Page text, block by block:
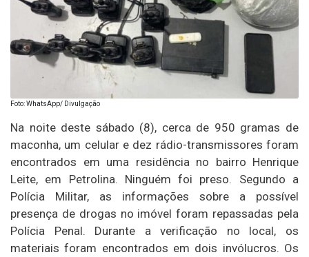
Foto: WhatsApp/ Divulgação
Na noite deste sábado (8), cerca de 950 gramas de
maconha, um celular e dez rádio-transmissores foram
encontrados em uma residência no bairro Henrique
Leite, em Petrolina. Ninguém foi preso. Segundo a
Polícia Militar, as informações sobre a possível
presença de drogas no imóvel foram repassadas pela
Polícia Penal. Durante a verificação no local, os
materiais foram encontrados em dois invólucros. Os